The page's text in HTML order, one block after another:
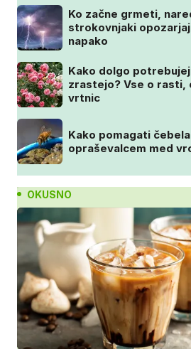
Ko začne grmeti,
strokovnjaki
napako
Kako dolgo
zrastejo? Vse o rasti,
vrtnic
Kako pomagati
opraševalcem med
OKUSNO